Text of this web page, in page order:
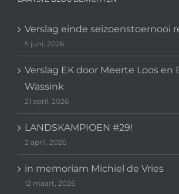
Verslag einde seizoenstoernooi
5 juni, 2026
Verslag EK door Meerte Loos en
Wassink
21 april, 2026
LANDSKAMPIOEN #29!
2 april, 2026
in memoriam Michiel de Vries
12 maart, 2026